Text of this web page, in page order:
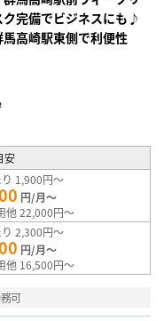
完備でビジネスにも♪
高崎駅東側で利便性
安
1,900円～
円/月～
他 22,000円～
2,300円～
円/月～
他 16,500円～
可